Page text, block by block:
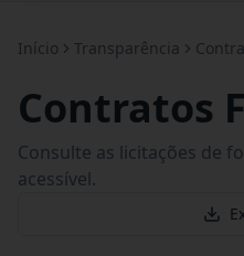
Início Transparência
Contratos
Consulte as licitações de
acessível.